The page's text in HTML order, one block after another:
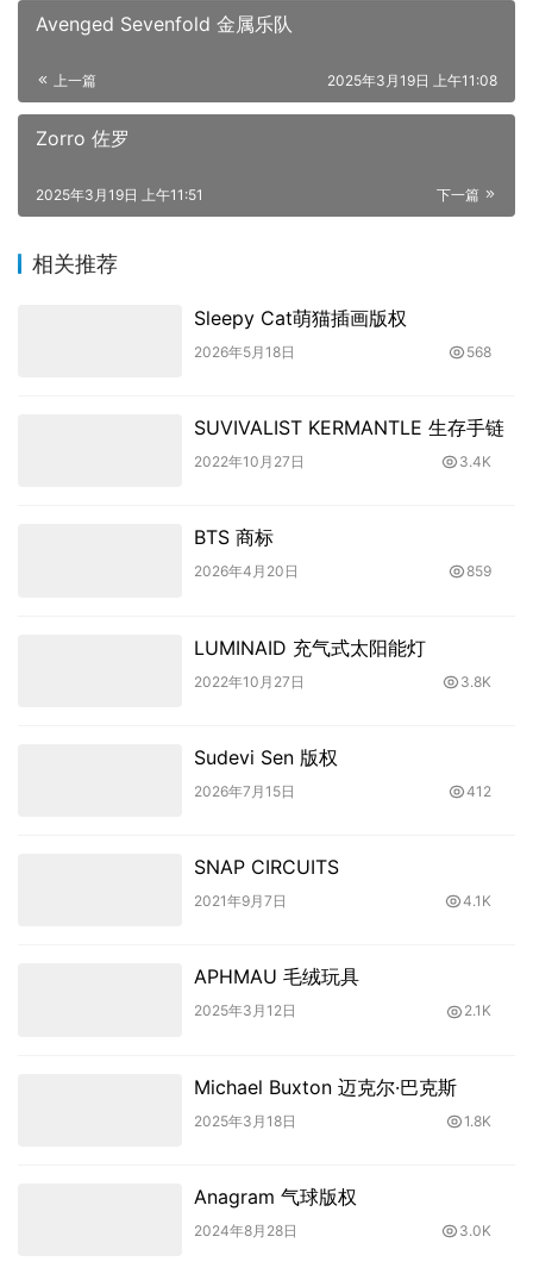
Avenged Sevenfold 金属乐队
上一篇 2025年3月19日 上午11:08
Zorro 佐罗
下一篇
2025年3月19日 上午11:51
相关推荐
Sleepy Cat萌猫插画版权
2026年5月18日 568
SUVIVALIST KERMANTLE 生存手链
2022年10月27日 3.4K
BTS 商标
2026年4月20日 859
LUMINAID 充气式太阳能灯
2022年10月27日 3.8K
Sudevi Sen 版权
2026年7月15日 412
SNAP CIRCUITS
2021年9月7日 4.1K
APHMAU 毛绒玩具
2025年3月12日 2.1K
Michael Buxton 迈克尔·巴克斯
2025年3月18日 1.8K
Anagram 气球版权
2024年8月28日 3.0K